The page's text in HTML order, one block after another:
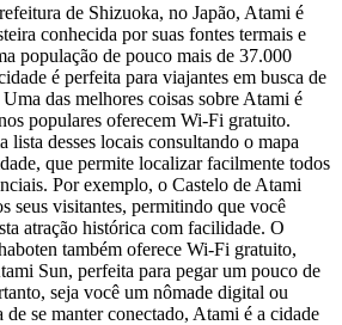
de Shizuoka, no Japão, Atami é
conhecida por suas fontes termais e
população de pouco mais de 37.000
é perfeita para viajantes em busca de
das melhores coisas sobre Atami é
populares oferecem Wi-Fi gratuito.
lista desses locais consultando o mapa
que permite localizar facilmente todos
Por exemplo, o Castelo de Atami
seus visitantes, permitindo que você
atração histórica com facilidade. O
também oferece Wi-Fi gratuito,
Sun, perfeita para pegar um pouco de
seja você um nômade digital ou
de se manter conectado, Atami é a cidade